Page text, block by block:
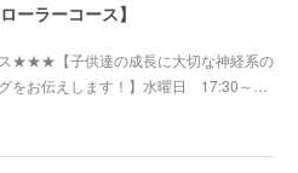
ーラーコース】
【子供達の成長に大切な神経系の
をお伝えします！】水曜日 17:30～…